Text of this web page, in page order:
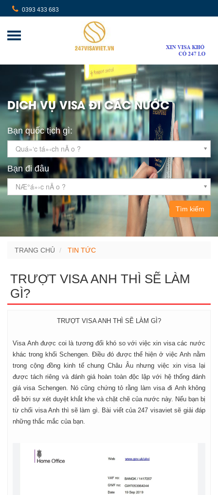
0393 433 683
DỊCH VỤ VISA ĐI CÁC NƯỚC
Bạn quốc tịch gì:
Quá»‘c tá»‹ch nÃ o ?
Bạn đi đâu
NÆ°á»›c nÃ o ?
Tìm kiếm
TRANG CHỦ TIN TỨC
TRƯỢT VISA ANH THÌ SẼ LÀM
GÌ?
TRƯỢT VISA ANH THÌ SẼ LÀM GÌ?
Visa Anh được coi là tương đối khó so với việc xin visa các nước
khác trong khối Schengen. Điều đó được thể hiện ở việc Anh nằm
trong cộng đồng kinh tế chung Châu Âu nhưng việc xin visa lại
được tách riêng và đánh giá hoàn toàn độc lập với hệ thống đánh
giá visa Schengen. Nó cũng chứng tỏ rằng làm visa đi Anh không
dễ bởi sự xét duyệt khắt khe và chặt chẽ của nước này. Nếu bạn bị
từ chối visa Anh thì sẽ làm gì. Bài viết của 247 visaviet sẽ giải đáp
những thắc mắc của bạn.